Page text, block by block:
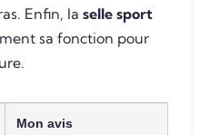
Enfin, la selle sport
sa fonction pour
Mon avis